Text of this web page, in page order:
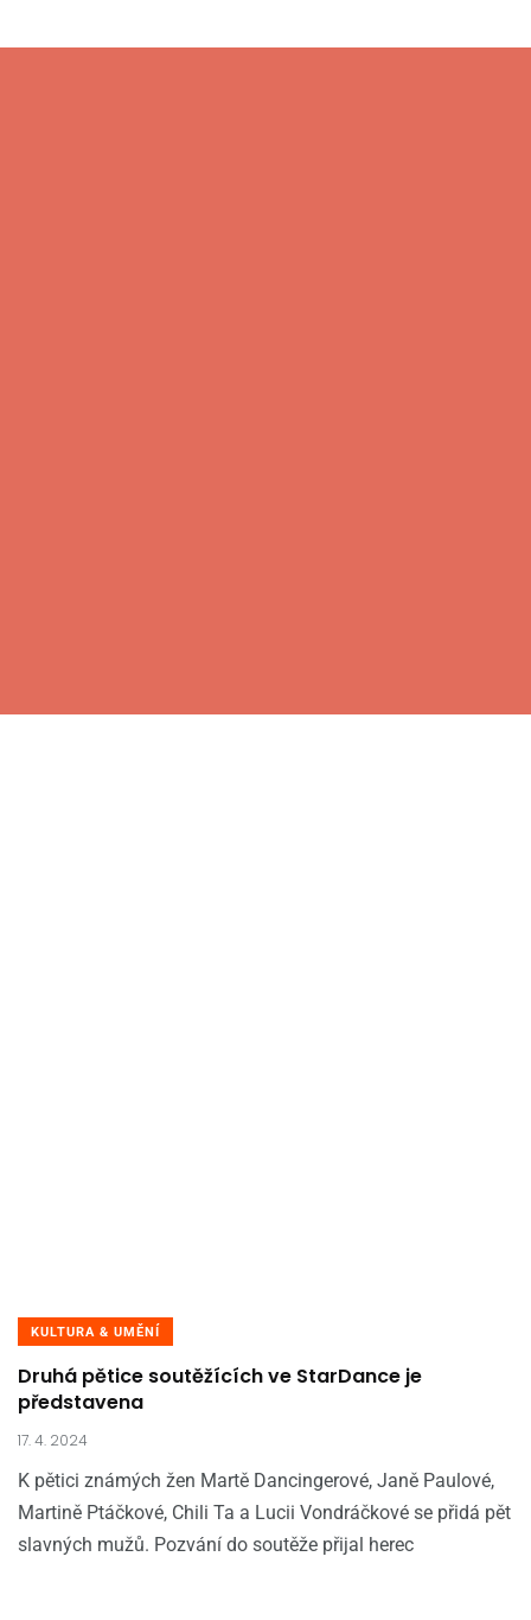
KULTURA & UMĚNÍ
Druhá pětice soutěžících ve StarDance je
představena
17. 4. 2024
K pětici známých žen Martě Dancingerové, Janě Paulové,
Martině Ptáčkové, Chili Ta a Lucii Vondráčkové se přidá pět
slavných mužů. Pozvání do soutěže přijal herec